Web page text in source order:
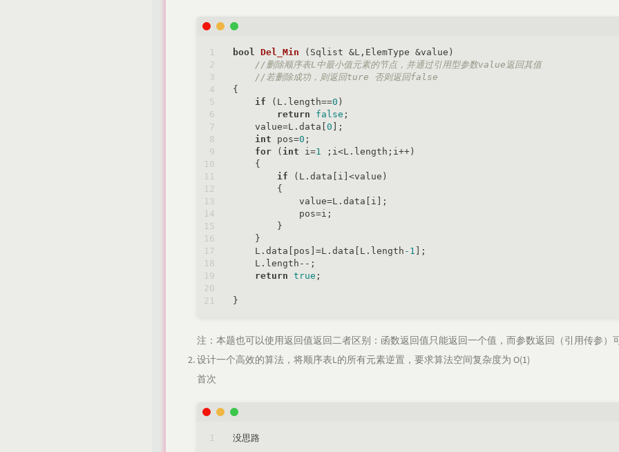
bool Del_Min
(Sqlist &L,ElemType &value)
//删除顺序表L中最小值元素的节点，并通过引用型参数value返回其值
//若删除成功，则返回ture 否则返回false
{
if (L.length==0 )
return
false ;
    value=L.data[
0 ];
int pos=0 ;
for ( int i=1
;i<L.length;i++)
    {
if (L.data[i]<value)
        {
            value=L.data[i];
            pos=i;
        }
    }
    L.data[pos]=L.data[L.length
-1 ];
    L.length--;
return true ;
注：本题也可以使用返回值返回二者区别：函数返回值只能返回一个值，而参数返回（引用传参）
设计一个高效的算法，将顺序表L的所有元素逆置，要求算法空间复杂度为 O(1)
首次